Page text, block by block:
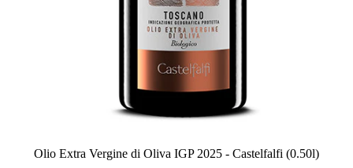
Olio Extra Vergine di Oliva IGP 2025 - Castelfalfi (0.50l)